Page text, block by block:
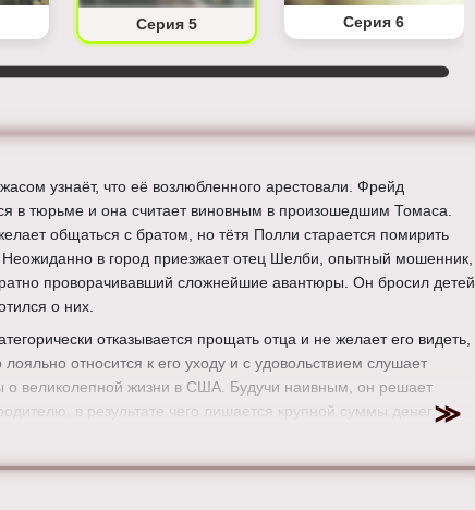
Серия 5 Серия 6
узнаёт, что её возлюбленного арестовали. Фрейд
в тюрьме и она считает виновным в произошедшим Томаса.
общаться с братом, но тётя Полли старается помирить
Неожиданно в город приезжает отец Шелби, опытный мошенник,
проворачивавший сложнейшие авантюры. Он бросил детей
о них.
отказывается прощать отца и не желает его видеть,
лояльно относится к его уходу и с удовольствием слушает
о великолепной жизни в США. Будучи наивным, он решает
в результате чего лишается крупной суммы денег.
узнать подробности произошедшего можно встретившись с